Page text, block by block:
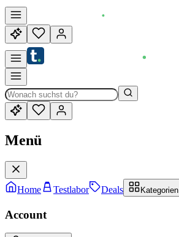
Menü
Home Testlabor Deals Kategorien
Account